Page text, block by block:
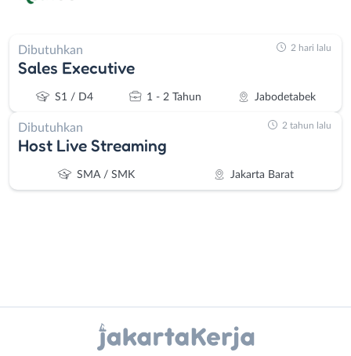
Dibutuhkan
Sales Executive
S1 / D4 1 - 2 Tahun Jabodetabek
2 hari lalu
Dibutuhkan
Host Live Streaming
SMA / SMK Jakarta Barat
2 tahun lalu
Gizi
Work)
X - Twitter Telegram
Kanal Lainnya..